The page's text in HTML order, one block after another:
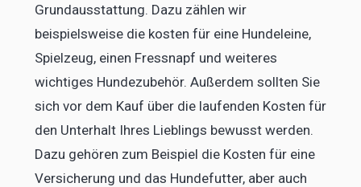
Grundausstattung. Dazu zählen wir
beispielsweise die kosten für eine Hundeleine,
Spielzeug, einen Fressnapf und weiteres
wichtiges Hundezubehör. Außerdem sollten Sie
sich vor dem Kauf über die laufenden Kosten für
den Unterhalt Ihres Lieblings bewusst werden.
Dazu gehören zum Beispiel die Kosten für eine
Versicherung und das Hundefutter, aber auch